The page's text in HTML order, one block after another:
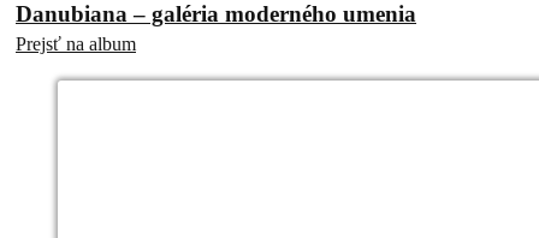
Danubiana – galéria moderného umenia
Prejsť na album